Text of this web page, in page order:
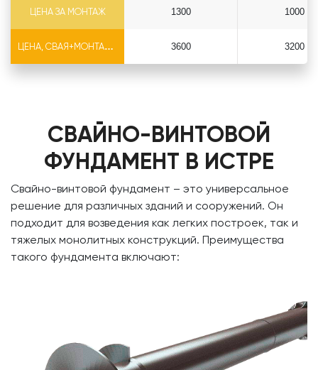
ЦЕНА ЗА МОНТАЖ
ЦЕНА, СВАЯ+МОНТАЖ (БЕЗ ОГОЛОВКА)
1300
3600
1000
3200
СВАЙНО-ВИНТОВОЙ
ФУНДАМЕНТ В ИСТРЕ
Свайно-винтовой фундамент – это универсальное
решение для различных зданий и сооружений. Он
подходит для возведения как легких построек, так и
тяжелых монолитных конструкций. Преимущества
такого фундамента включают: